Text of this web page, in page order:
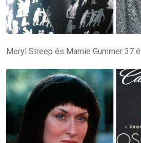
Meryl Streep és Mamie Gummer 37